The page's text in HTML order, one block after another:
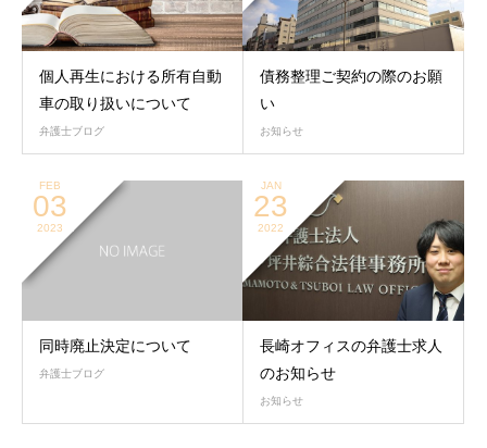
個人再生における所有自動
車の取り扱いについて
弁護士ブログ
債務整理ご契約の際のお願
い
お知らせ
FEB
03
2023
同時廃止決定について
弁護士ブログ
JAN
23
2022
長崎オフィスの弁護士求人
のお知らせ
お知らせ